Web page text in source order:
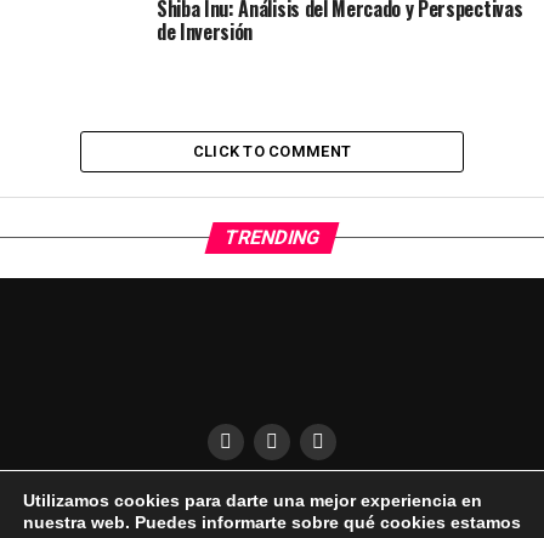
Shiba Inu: Análisis del Mercado y Perspectivas
de Inversión
CLICK TO COMMENT
TRENDING
QUÍENES SOMOS CONDICIONES DE USO
DESCARGO DE RESPONSABILIDAD
Utilizamos cookies para darte una mejor experiencia en
nuestra web. Puedes informarte sobre qué cookies estamos